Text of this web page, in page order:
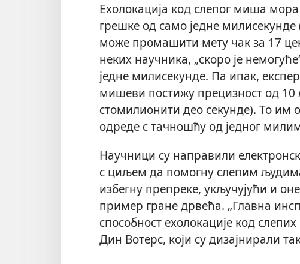
Ехолокација код слепог миша
грешке од само једне милисекунде
може промашити мету чак за 17
неких научника, „скоро је
једне милисекунде. Па ипак,
мишеви постижу прецизност од 10
стомилионити део секунде). То им
одреде с тачношћу од једног
Научници су направили
с циљем да помогну слепим
избегну препреке, укључујући и
пример гране дрвећа. „Главна
способност ехолокације код
Дин Вотерс, који су дизајнирали